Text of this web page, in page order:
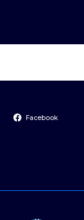
Facebook